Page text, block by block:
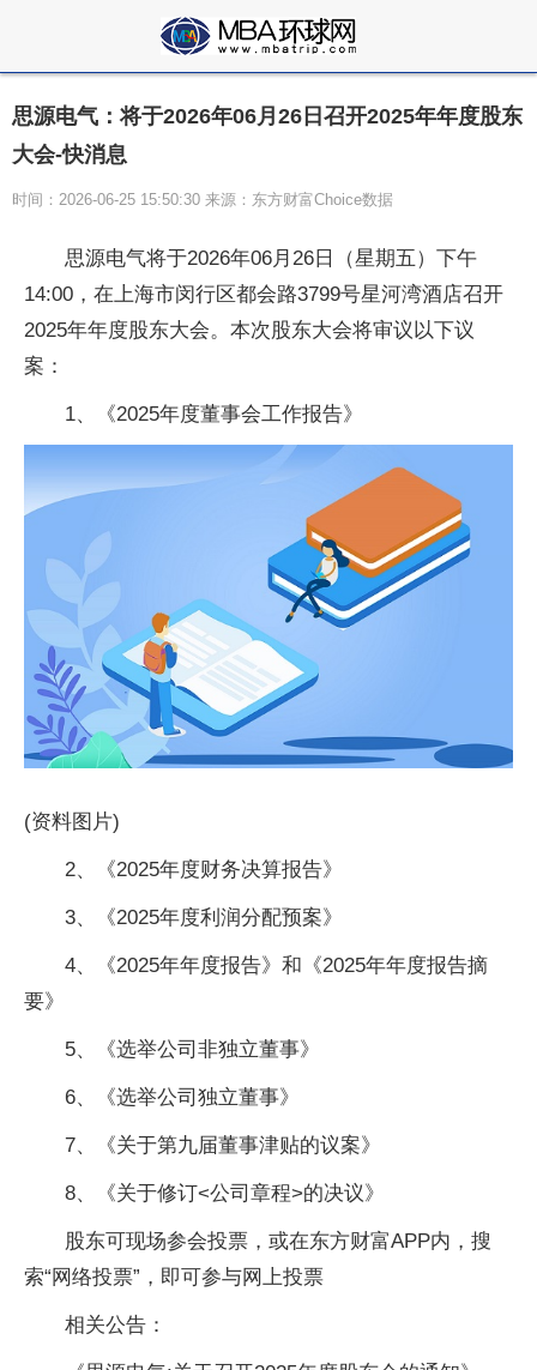
思源电气：将于2026年06月26日召开2025年年度股东
大会-快消息
时间：2026-06-25 15:50:30 来源：东方财富Choice数据
思源电气将于2026年06月26日（星期五）下午
14:00，在上海市闵行区都会路3799号星河湾酒店召开
2025年年度股东大会。本次股东大会将审议以下议
案：
1、《2025年度董事会工作报告》
(资料图片)
2、《2025年度财务决算报告》
3、《2025年度利润分配预案》
4、《2025年年度报告》和《2025年年度报告摘
要》
5、《选举公司非独立董事》
6、《选举公司独立董事》
7、《关于第九届董事津贴的议案》
8、《关于修订<公司章程>的决议》
股东可现场参会投票，或在东方财富APP内，搜
索“网络投票”，即可参与网上投票
相关公告：